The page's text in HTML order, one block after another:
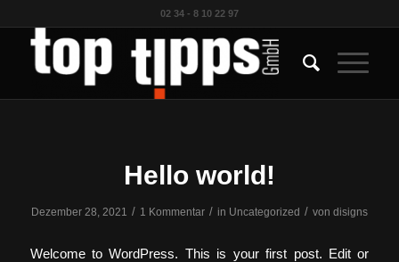
02 34 - 8 10 22 97
Hello world!
Dezember 28, 2021 / 1 Kommentar / in Uncategorized / von disigns
Welcome to WordPress. This is your first post. Edit or